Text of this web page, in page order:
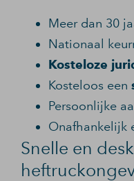
Meer dan 30
Nationaal
Kosteloze
Kosteloos een
Persoonlijke
Onafhankelijk
Snelle en